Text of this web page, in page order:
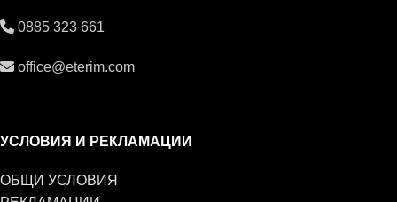
0885 323 661
office@eterim.com
УСЛОВИЯ И РЕКЛАМАЦИИ
ОБЩИ УСЛОВИЯ